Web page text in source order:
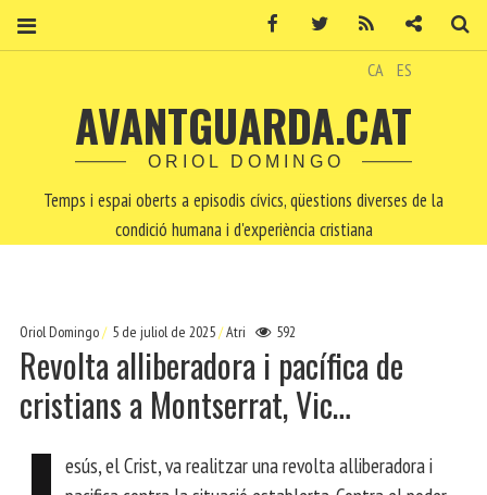
CA ES
AVANTGUARDA.CAT
ORIOL DOMINGO
Temps i espai oberts a episodis cívics, qüestions diverses de la
condició humana i d'experiència cristiana
Oriol Domingo 5 de juliol de 2025 Atri 592
Revolta alliberadora i pacífica de
cristians a Montserrat, Vic…
esús, el Crist, va realitzar una revolta alliberadora i
Facebook Twitter Contacte